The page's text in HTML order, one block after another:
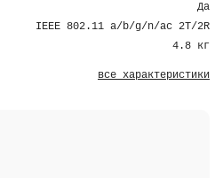
Да
IEEE 802.11 a/b/g/n/ac 2T/2R
4.8 кг
все характеристики